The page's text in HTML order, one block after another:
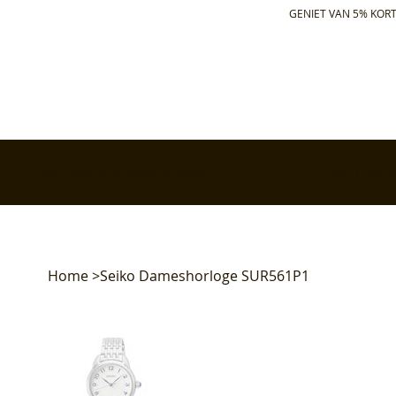
GENIET VAN 5%
Home>Seiko Dameshorloge SUR561P1